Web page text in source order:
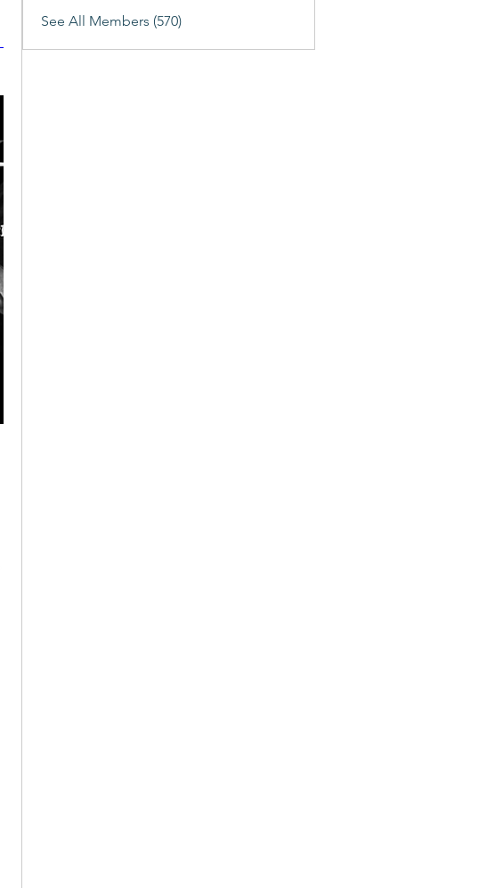
See All Members (570)